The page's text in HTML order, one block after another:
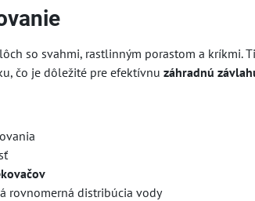
so svahmi, rastlinným porastom a kríkmi.
čo je dôležité pre efektívnuzáhradnú
rovnomerná distribúcia vody